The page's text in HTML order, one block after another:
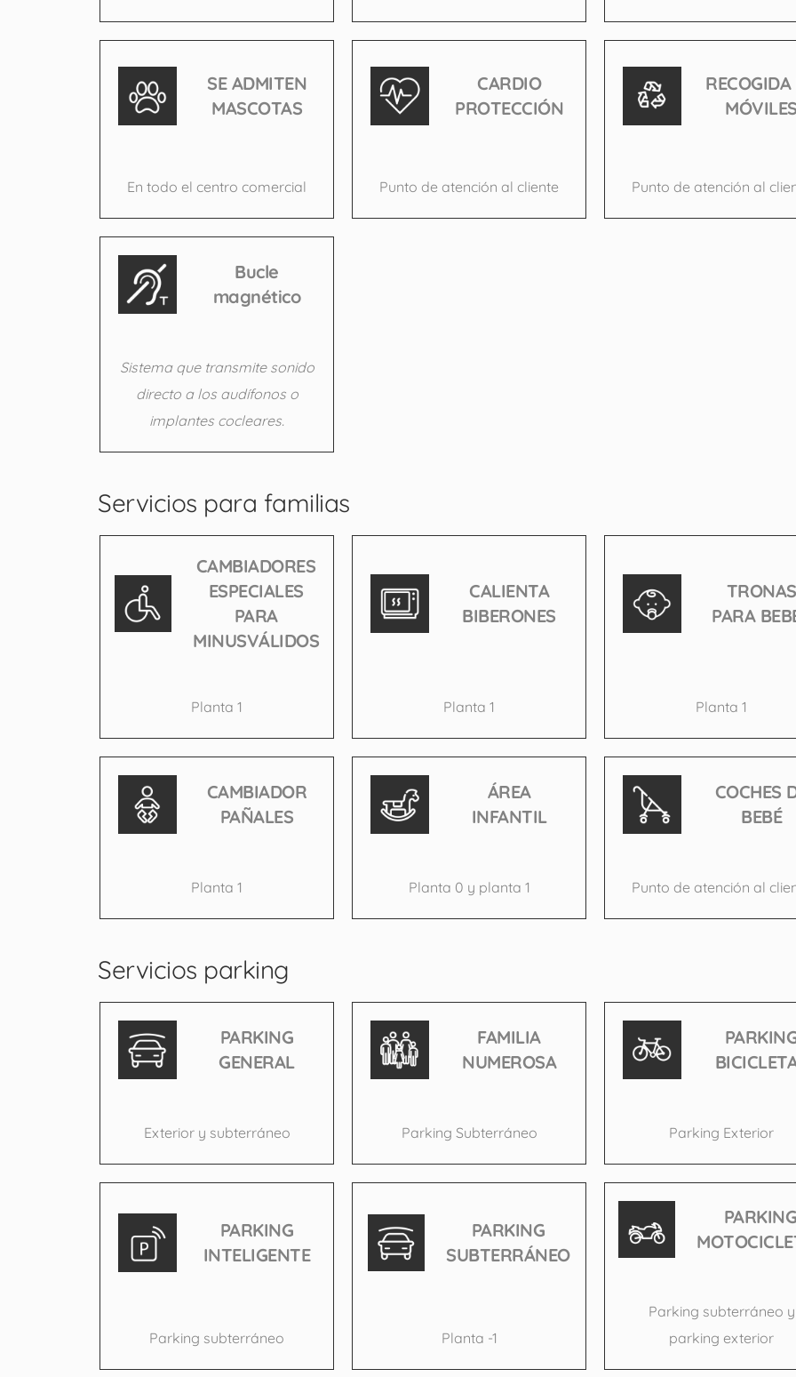
SE ADMITEN
MASCOTAS
En todo el centro comercial
CARDIO
PROTECCIÓN
Punto de atención al cliente
RECOGIDA
MÓVILES
Punto de atención al
Bucle
magnético
Sistema que transmite sonido
directo a los audífonos o
implantes cocleares.
Servicios para familias
CAMBIADORES
ESPECIALES
PARA
MINUSVÁLIDOS
Planta 1
CALIENTA
BIBERONES
Planta 1
TRONAS
PARA
Planta 1
CAMBIADOR
PAÑALES
Planta 1
ÁREA
INFANTIL
Planta 0 y planta 1
COCHES
BEBÉ
Punto de atención al
Servicios parking
PARKING
GENERAL
Exterior y subterráneo
FAMILIA
NUMEROSA
Parking Subterráneo Parking Exterior
PARKING
INTELIGENTE
Parking subterráneo
PARKING
SUBTERRÁNEO
Planta -1
PARKING
Parking subterráneo y
parking exterior